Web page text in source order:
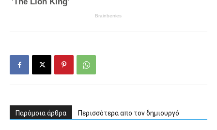
Παρόμοια άρθρα Περισσότερα απο τον δημιουργό